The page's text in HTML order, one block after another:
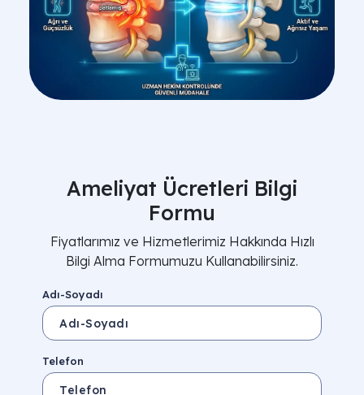
Ameliyat Ücretleri Bilgi
Formu
Fiyatlarımız ve Hizmetlerimiz Hakkında Hızlı
Bilgi Alma Formumuzu Kullanabilirsiniz.
Adı-Soyadı
Telefon